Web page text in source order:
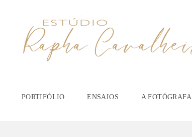
PORTIFÓLIO ENSAIOS A FOTÓGRAFA